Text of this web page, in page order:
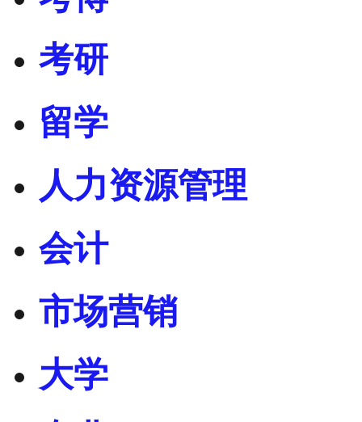
考研
留学
人力资源管理
会计
市场营销
大学